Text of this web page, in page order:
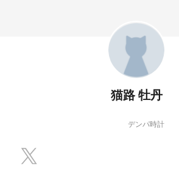
猫路 牡丹
デンパ時計